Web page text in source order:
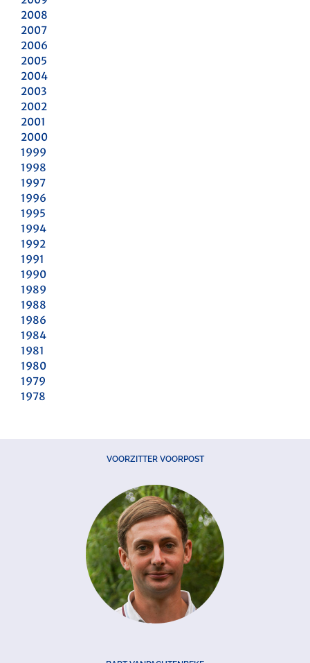
2008
2007
2006
2005
2004
2003
2002
2001
2000
1999
1998
1997
1996
1995
1994
1992
1991
1990
1989
1988
1986
1984
1981
1980
1979
1978
VOORZITTER VOORPOST